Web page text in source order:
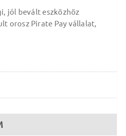
jól bevált eszközhöz
orosz Pirate Pay vállalat,